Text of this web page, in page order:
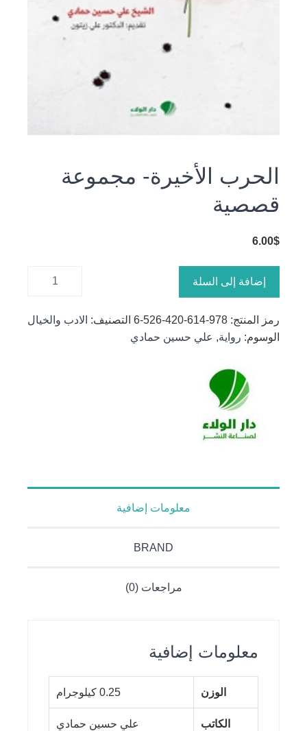
الحرب الأخيرة- مجموعة
قصصية
6.00$
مجموعة
إضافة إلى السلة
رمز المنتج: 978-614-420-526-6 التصنيف: الادب والخيال
الوسوم: رواية, علي حسين حمادي
معلومات إضافية
BRAND
مراجعات (0)
معلومات إضافية
الوزن 0.25 كيلوجرام
الكاتب علي حسين حمادي